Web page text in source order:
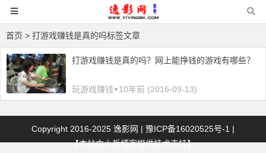
首页 > 打游戏赚钱是真的吗标签文章
打游戏赚钱是真的吗？网上能挣钱的游戏有哪些？
玩游戏赚钱•10年前 (2016-09-13)
Copyright 2016-2025 逸影网 | 豫ICP备16020525号-1 |
【本站由小哲博客提供技术支持】